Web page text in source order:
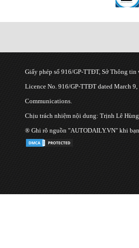
Giấy phép số 916/GP-TTĐT, Sở Thông
Licence No. 916/GP-TTĐT dated March
Communications.
Chịu trách nhiệm nội dung: Trịnh Lê Hùng.
® Ghi rõ nguồn "AUTODAILY.VN" khi